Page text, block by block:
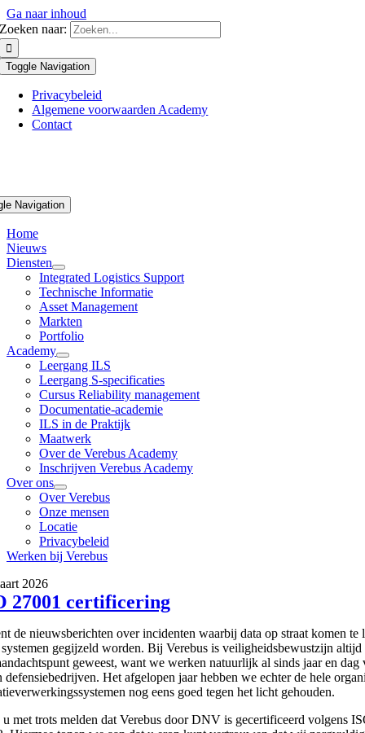
Ga naar inhoud
Zoeken naar:
Toggle Navigation
Privacybeleid
Algemene voorwaarden Academy
Contact
Navigation
Home
Nieuws
Diensten
Integrated Logistics Support
Technische Informatie
Asset Management
Markten
Portfolio
Academy
Leergang ILS
Leergang S-specificaties
Cursus Reliability management
Documentatie-academie
ILS in de Praktijk
Maatwerk
Over de Verebus Academy
Inschrijven Verebus Academy
Over ons
Over Verebus
Onze mensen
Locatie
Privacybeleid
Werken bij Verebus
2026
27001 certificering
de nieuwsberichten over incidenten waarbij data op straat komen te
gegijzeld worden. Bij Verebus is veiligheidsbewustzijn altijd
geweest, want we werken natuurlijk al sinds jaar en dag
defensiebedrijven. Het afgelopen jaar hebben we echter de hele
nog eens goed tegen het licht gehouden.
u met trots melden dat Verebus door DNV is gecertificeerd volgens